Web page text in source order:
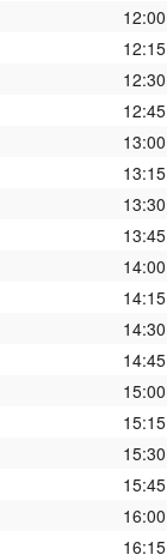
12:00
12:15
12:30
12:45
13:00
13:15
13:30
13:45
14:00
14:15
14:30
14:45
15:00
15:15
15:30
15:45
16:00
16:15